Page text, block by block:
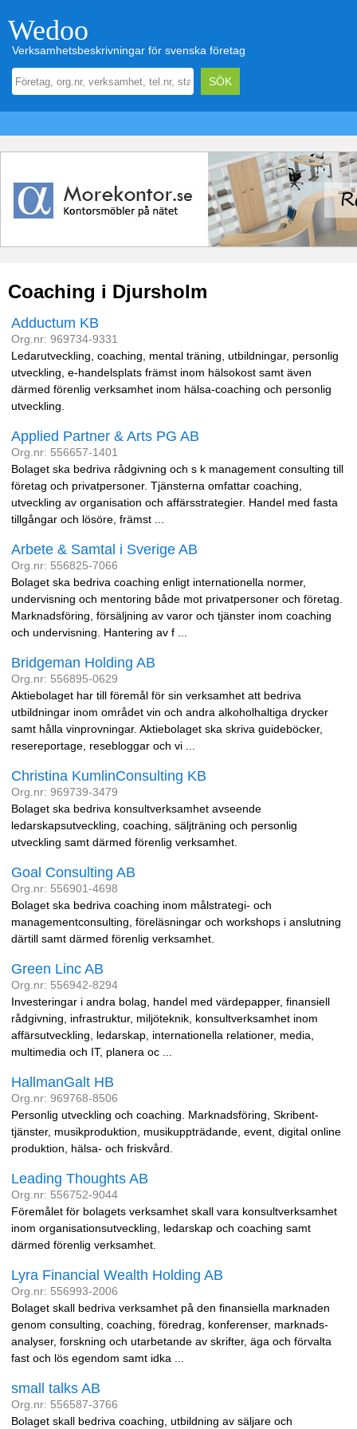
Wedoo
Verksamhetsbeskrivningar för svenska företag
Coaching i Djursholm
Adductum KB
Org.nr: 969734-9331
Ledarutveckling, coaching, mental träning, utbildningar, personlig
utveckling, e-handelsplats främst inom hälsokost samt även
därmed förenlig verksamhet inom hälsa-coaching och personlig
utveckling.
Applied Partner & Arts PG AB
Org.nr: 556657-1401
Bolaget ska bedriva rådgivning och s k management consulting till
företag och privatpersoner. Tjänsterna omfattar coaching,
utveckling av organisation och affärsstrategier. Handel med fasta
tillgångar och lösöre, främst ...
Arbete & Samtal i Sverige AB
Org.nr: 556825-7066
Bolaget ska bedriva coaching enligt internationella normer,
undervisning och mentoring både mot privatpersoner och företag.
Marknadsföring, försäljning av varor och tjänster inom coaching
och undervisning. Hantering av f ...
Bridgeman Holding AB
Org.nr: 556895-0629
Aktiebolaget har till föremål för sin verksamhet att bedriva
utbildningar inom området vin och andra alkoholhaltiga drycker
samt hålla vinprovningar. Aktiebolaget ska skriva guideböcker,
resereportage, resebloggar och vi ...
Christina KumlinConsulting KB
Org.nr: 969739-3479
Bolaget ska bedriva konsultverksamhet avseende
ledarskapsutveckling, coaching, säljträning och personlig
utveckling samt därmed förenlig verksamhet.
Goal Consulting AB
Org.nr: 556901-4698
Bolaget ska bedriva coaching inom målstrategi- och
managementconsulting, föreläsningar och workshops i anslutning
därtill samt därmed förenlig verksamhet.
Green Linc AB
Org.nr: 556942-8294
Investeringar i andra bolag, handel med värdepapper, finansiell
rådgivning, infrastruktur, miljöteknik, konsultverksamhet inom
affärsutveckling, ledarskap, internationella relationer, media,
multimedia och IT, planera oc ...
HallmanGalt HB
Org.nr: 969768-8506
Personlig utveckling och coaching. Marknadsföring, Skribent-
tjänster, musikproduktion, musikuppträdande, event, digital online
produktion, hälsa- och friskvård.
Leading Thoughts AB
Org.nr: 556752-9044
Föremålet för bolagets verksamhet skall vara konsultverksamhet
inom organisationsutveckling, ledarskap och coaching samt
därmed förenlig verksamhet.
Lyra Financial Wealth Holding AB
Org.nr: 556993-2006
Bolaget skall bedriva verksamhet på den finansiella marknaden
genom consulting, coaching, föredrag, konferenser, marknads-
analyser, forskning och utarbetande av skrifter, äga och förvalta
fast och lös egendom samt idka ...
small talks AB
Org.nr: 556587-3766
Bolaget skall bedriva coaching, utbildning av säljare och